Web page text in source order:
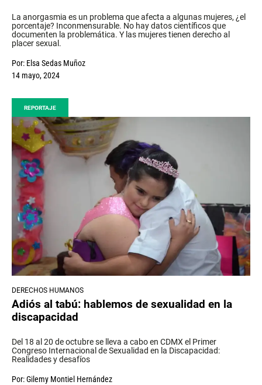
La anorgasmia es un problema que afecta a algunas mujeres, ¿el
porcentaje? Inconmensurable. No hay datos científicos que
documenten la problemática. Y las mujeres tienen derecho al
placer sexual.
Por: Elsa Sedas Muñoz
14 mayo, 2024
REPORTAJE
DERECHOS HUMANOS
Adiós al tabú: hablemos de sexualidad en la
discapacidad
Del 18 al 20 de octubre se lleva a cabo en CDMX el Primer
Congreso Internacional de Sexualidad en la Discapacidad:
Realidades y desafíos
Por:Gilemy Montiel Hernández